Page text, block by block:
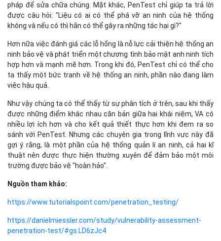
pháp để sửa chữa chúng. Mặt khác, PenTest chỉ giúp ta trả lời
được câu hỏi: "Liệu có ai có thể phá vỡ an ninh của hệ thống
không và nếu có thì hắn có thể gây ra những tác hại gì?"
Hơn nữa việc đánh giá các lỗ hổng là nỗ lực cải thiện hệ thống an
ninh bảo vệ và phát triển một chương tình bảo mật anh ninh tích
hợp hơn và mạnh mẽ hơn. Trong khi đó, PenTest chỉ có thể cho
ta thấy một bức tranh về hệ thống an ninh, phần nào đang làm
việc hậu quả.
Như vậy chúng ta có thể thấy từ sự phân tích ở trên, sau khi thấy
được những điểm khác nhau căn bản giữa hai khái niệm, VA có
nhiều lợi ích hơn và cho kết quả thiết thực hơn khi đem ra so
sánh với PenTest. Nhưng các chuyên gia trong lĩnh vực này đã
gợi ý rằng, là một phần của hệ thống quản lí an ninh, cả hai kĩ
thuật nên được thực hiện thường xuyên để đảm bảo một môi
trường được bảo vệ "hoàn hảo".
Nguồn tham khảo:
https://www.tutorialspoint.com/penetration_testing/
https://danielmiessler.com/study/vulnerability-assessment-
penetration-test/#gs.LD6zJc4